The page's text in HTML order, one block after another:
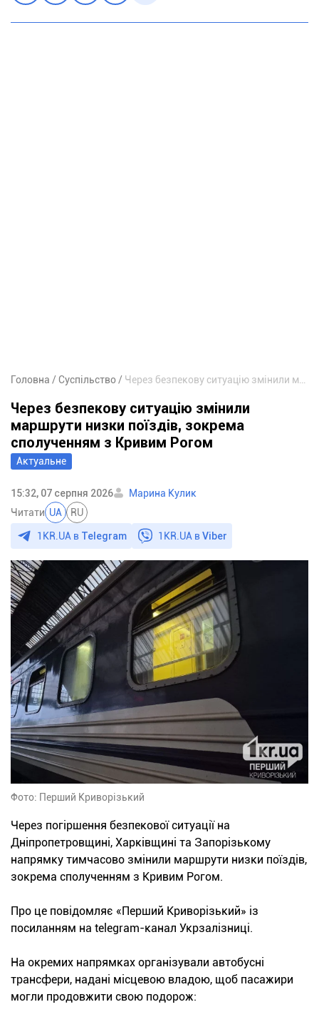
Головна Суспільство
Актуальне
Через безпекову ситуацію змінили
маршрути низки поїздів, зокрема
сполученням з Кривим Рогом
15:32, 07 серпня 2026
Марина Кулик
Читати UA RU
1KR.UA в Telegram 1KR.UA вViber
Фото: Перший Криворізький
Через погіршення безпекової ситуації на
Дніпропетровщині, Харківщині та Запорізькому
напрямку тимчасово змінили маршрути низки поїздів,
зокрема сполученням з Кривим Рогом.
Про це повідомляє «Перший Криворізький» із
посиланням на telegram-канал Укрзалізниці.
На окремих напрямках організували автобусні
трансфери, надані місцевою владою, щоб пасажири
могли продовжити свою подорож: